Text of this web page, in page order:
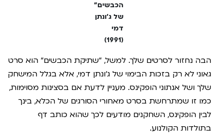
הכבשים"
של ג'ונתן
דמי
(1991)
הבה נחזור לסרטים שלך. למשל, "שתיקת הכבשים" הוא סרט
גאוני לא רק בזכות הבימוי של ג'ונתן דמי, אלא בגלל המישחק
שלך ושל אנתוני הופקינס. מעניין לדעת אם בסצינות מסוימות,
כמו זו שמתרחשת בסרט מאחורי הסורגים של הכלא, בינך
לבין הופקינס, השחקנים מודעים לכך שהוא כותב דף
בתולדות הקולנוע.